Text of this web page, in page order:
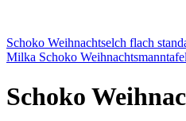
Schoko Weihnachtselch flach
Milka Schoko
Schoko